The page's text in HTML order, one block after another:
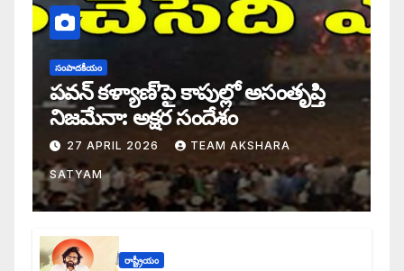
సంపాదకీయం
పవన్ కళ్యాణ్’పై కాపుల్లో అసంతృప్తి
నిజమేనా: అక్షర సందేశం
27 APRIL 2026 TEAM AKSHARA
SATYAM
రాష్ట్రీయం